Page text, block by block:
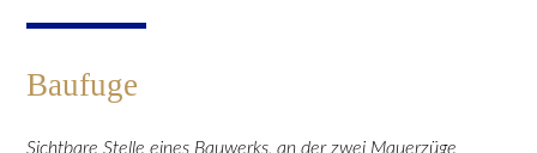
Baufuge
Sichtbare Stelle eines Bauwerks, an der zwei Mauerzüge